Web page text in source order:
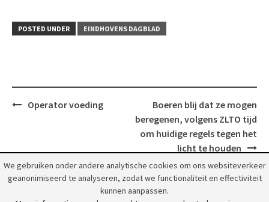
POSTED UNDER EINDHOVENS DAGBLAD
PostOperator voeding
Boeren blij dat ze mogen
beregenen, volgens ZLTO tijd
om huidige regels tegen het
licht te houden
We gebruiken onder andere analytische cookies om ons websiteverkeer
geanonimiseerd te analyseren, zodat we functionaliteit en effectiviteit
kunnen aanpassen.